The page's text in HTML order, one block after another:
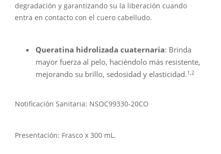
degradación y garantizando su la liberación cuando
entra en contacto con el cuero cabelludo.
Queratina hidrolizada cuaternaria: Brinda
mayor fuerza al pelo, haciéndolo más resistente,
mejorando su brillo, sedosidad y elasticidad.1,2
Notificación Sanitaria: NSOC99330-20CO
Presentación: Frasco x 300 mL.